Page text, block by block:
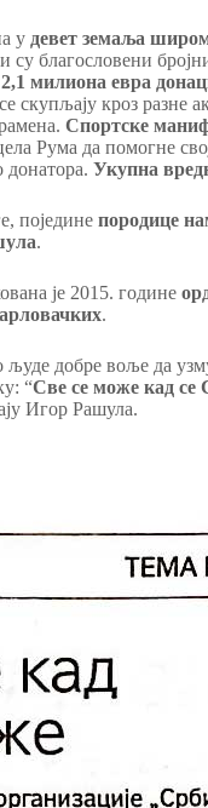
у девет земаља
су благословени
милиона евра
скупљају кроз разне
Спортске
Рума да помогне
Укупна
поједине породице
.
је 2015. године
.
добре воље да
“Све се може кад се
Игор Рашула.